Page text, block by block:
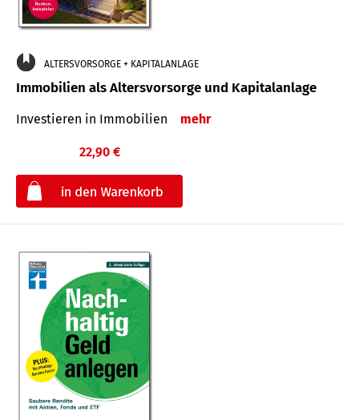
ALTERSVORSORGE + KAPITALANLAGE
Immobilien als Altersvorsorge und Kapitalanlage
Investieren in Immobilien mehr
22,90 €